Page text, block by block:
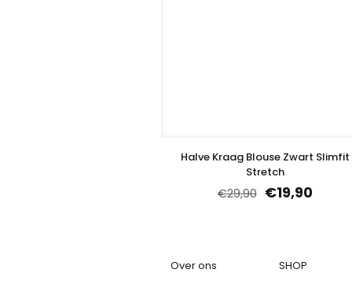
Halve Kraag Blouse Zwart Slimfit
Stretch
€29,90 €19,90
Over ons
SHOP